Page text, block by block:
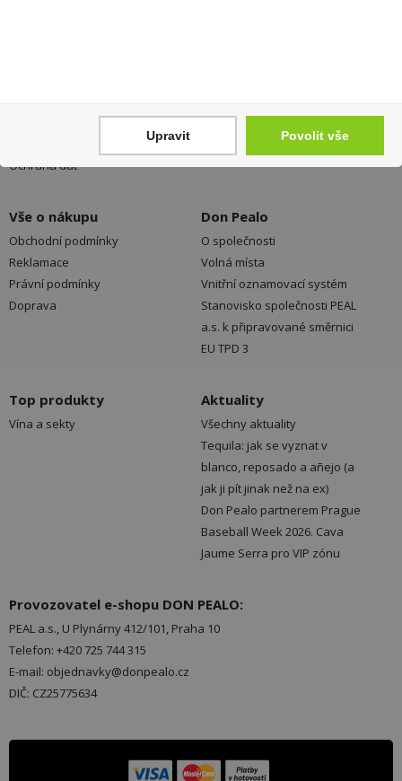
Ochrana dat
místa ZDARMA
Platební možnosti
Vše o nákupu
Obchodní podmínky
Reklamace
Právní podmínky
Doprava
Don Pealo
O společnosti
Volná místa
Vnitřní oznamovací systém
Stanovisko společnosti PEAL
a.s. k připravované směrnici
EU TPD 3
Top produkty
Vína a sekty
Aktuality
Všechny aktuality
Tequila: jak se vyznat v
blanco, reposado a añejo (a
jak ji pít jinak než na ex)
Don Pealo partnerem Prague
Baseball Week 2026. Cava
Jaume Serra pro VIP zónu
Provozovatel e-shopu DON PEALO:
PEAL a.s., U Plynárny 412/101, Praha 10
Telefon: +420 725 744 315
E-mail: objednavky@donpealo.cz
DIČ: CZ25775634
Upravit Povolit vše